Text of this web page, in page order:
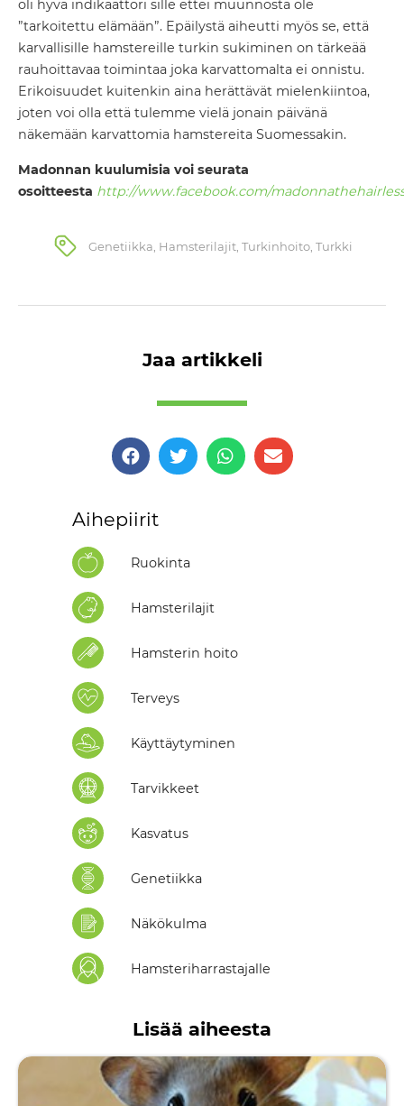
oli hyvä indikaattori sille ettei muunnosta ole
”tarkoitettu elämään”. Epäilystä aiheutti myös se, että
karvallisille hamstereille turkin sukiminen on tärkeää
rauhoittavaa toimintaa joka karvattomalta ei onnistu.
Erikoisuudet kuitenkin aina herättävät mielenkiintoa,
joten voi olla että tulemme vielä jonain päivänä
näkemään karvattomia hamstereita Suomessakin.
Madonnan kuulumisia voi seurata
osoitteesta http://www.facebook.com/
Genetiikka Hamsterilajit, Turkinhoito, Turkki
Jaa artikkeli
Aihepiirit
Ruokinta
Hamsterilajit
Hamsterin hoito
Terveys
Käyttäytyminen
Tarvikkeet
Kasvatus
Genetiikka
Näkökulma
Hamsteriharrastajalle
Lisää aiheesta